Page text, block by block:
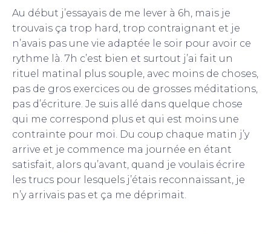
Au début j’essayais de me lever à 6h, mais je
trouvais ça trop hard, trop contraignant et je
n’avais pas une vie adaptée le soir pour avoir ce
rythme là. 7h c’est bien et surtout j’ai fait un
rituel matinal plus souple, avec moins de choses,
pas de gros exercices ou de grosses méditations,
pas d’écriture. Je suis allé dans quelque chose
qui me correspond plus et qui est moins une
contrainte pour moi. Du coup chaque matin j’y
arrive et je commence ma journée en étant
satisfait, alors qu’avant, quand je voulais écrire
les trucs pour lesquels j’étais reconnaissant, je
n’y arrivais pas et ça me déprimait.